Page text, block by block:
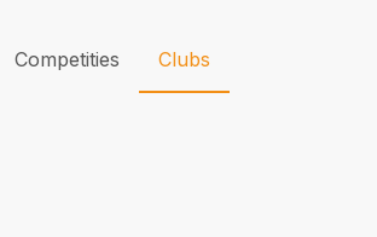
Competities Clubs